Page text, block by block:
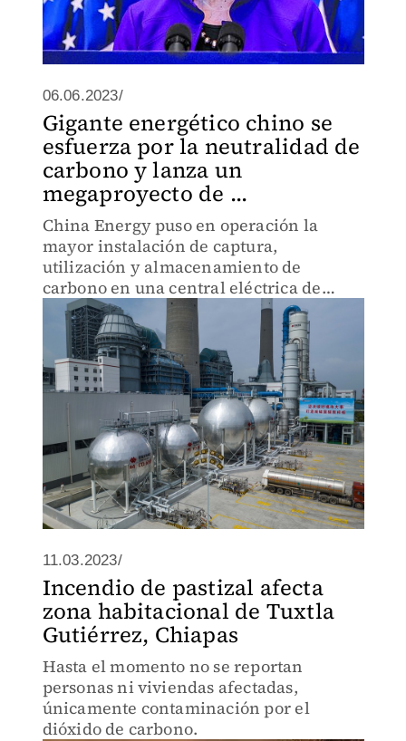
06.06.2023/
Gigante energético chino se
esfuerza por la neutralidad de
carbono y lanza un
megaproyecto de ...
China Energy puso en operación la
mayor instalación de captura,
utilización y almacenamiento de
carbono en una central eléctrica de
carbón en la provincia de Jiangsu, en
medio de los esfuerzos de China para
lograr la neutralidad
11.03.2023/
Incendio de pastizal afecta
zona habitacional de Tuxtla
Gutiérrez, Chiapas
Hasta el momento no se reportan
personas ni viviendas afectadas,
únicamente contaminación por el
dióxido de carbono.